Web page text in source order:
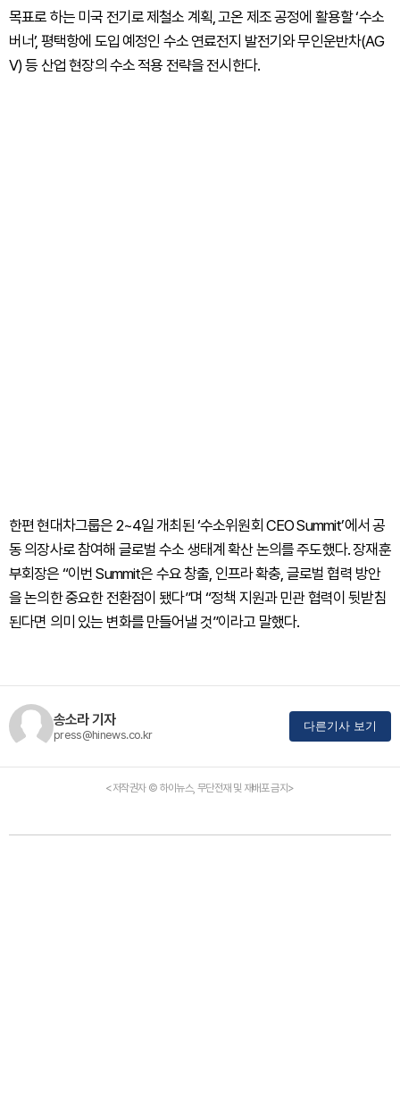
목표로 하는 미국 전기로 제철소 계획, 고온 제조 공정에 활용할 ‘수소
버너’, 평택항에 도입 예정인 수소 연료전지 발전기와 무인운반차(AG
V) 등 산업 현장의 수소 적용 전략을 전시한다.
한편 현대차그룹은 2~4일 개최된 ‘수소위원회 CEO Summit’에서 공
동 의장사로 참여해 글로벌 수소 생태계 확산 논의를 주도했다. 장재훈
부회장은 “이번 Summit은 수요 창출, 인프라 확충, 글로벌 협력 방안
을 논의한 중요한 전환점이 됐다”며 “정책 지원과 민관 협력이 뒷받침
된다면 의미 있는 변화를 만들어낼 것”이라고 말했다.
송소라 기자
press@hinews.co.kr
다른기사 보기
<저작권자 © 하이뉴스, 무단전재 및 재배포 금지>